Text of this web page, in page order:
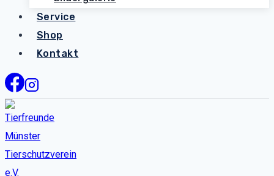
Service
Shop
Kontakt